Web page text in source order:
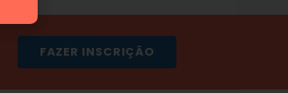
FAZER INSCRIÇÃO